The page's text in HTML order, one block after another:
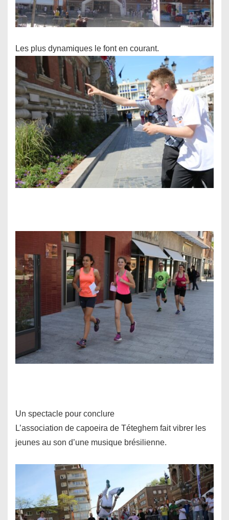
Les plus dynamiques le font en courant.
Un spectacle pour conclure
L’association de capoeira de Téteghem fait vibrer les
jeunes au son d’une musique brésilienne.